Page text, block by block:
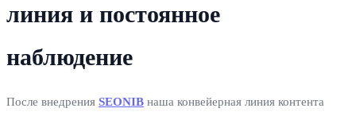
линия и постоянное
наблюдение
После внедрения SEONIB наша конвейерная линия контента